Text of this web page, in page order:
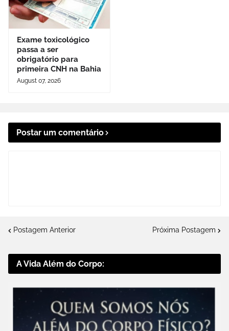
Exame toxicológico
passa a ser
obrigatório para
primeira CNH na Bahia
August 07, 2026
Postar um comentário
Postagem Anterior Próxima Postagem
A Vida Além do Corpo: